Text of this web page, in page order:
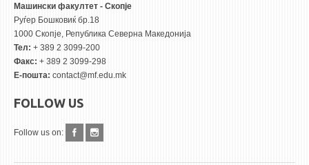
Машински факултет - Скопје
Руѓер Бошковиќ бр.18
1000 Скопје, Република Северна Македонија
Тел: + 389 2 3099-200
Факс: + 389 2 3099-298
Е-пошта: contact@mf.edu.mk
FOLLOW US
Follow us on: